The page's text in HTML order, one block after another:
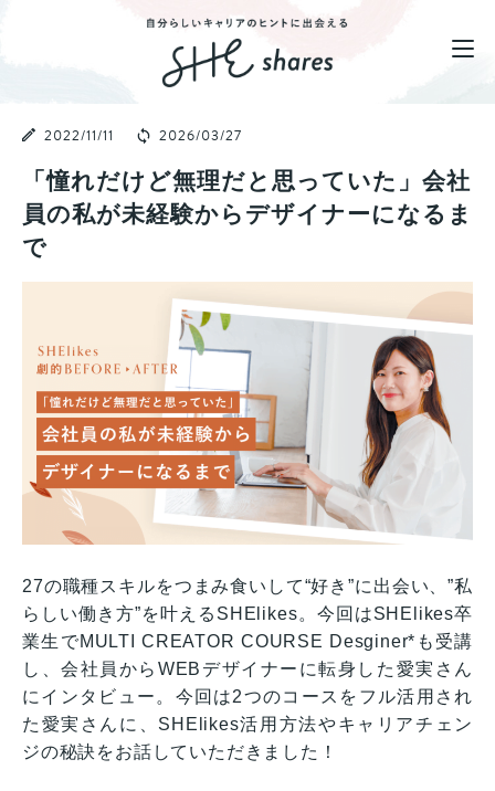
2022/11/11 2026/03/27
「憧れだけど無理だと思っていた」会社
員の私が未経験からデザイナーになるま
で
27の職種スキルをつまみ食いして“好き”に出会い、”私
らしい働き方”を叶えるSHElikes。今回はSHElikes卒
業生でMULTI CREATOR COURSE Desginer*も受講
し、会社員からWEBデザイナーに転身した愛実さん
にインタビュー。今回は2つのコースをフル活用され
た愛実さんに、SHElikes活用方法やキャリアチェン
ジの秘訣をお話していただきました！